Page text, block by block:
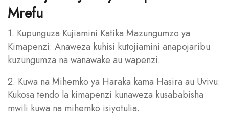
Mrefu
1. Kupunguza Kujiamini Katika Mazungumzo ya
Kimapenzi: Anaweza kuhisi kutojiamini anapojaribu
kuzungumza na wanawake au wapenzi.
2. Kuwa na Mihemko ya Haraka kama Hasira au Uvivu:
Kukosa tendo la kimapenzi kunaweza kusababisha
mwili kuwa na mihemko isiyotulia.